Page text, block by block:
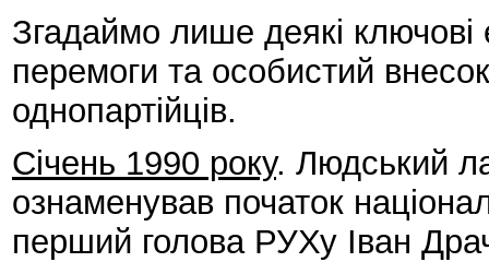
Згадаймо лише деякі
перемоги та особистий
однопартійців.
Січень 1990 року. Людський
ознаменував початок
перший голова РУХу Іван